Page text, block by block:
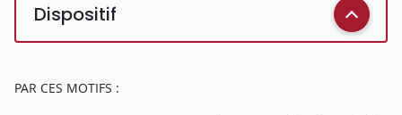
Dispositif
PAR CES MOTIFS :